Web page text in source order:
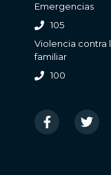
Emergencias
105
Violencia contra
familiar
100